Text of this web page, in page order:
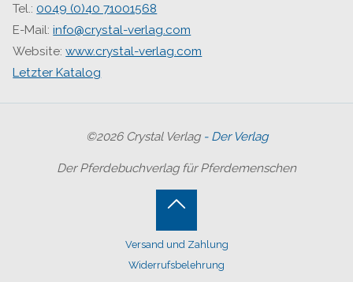
Tel.: 0049 (0)40 71001568
E-Mail:info@crystal-verlag.com
Website:www.crystal-verlag.com
Letzter Katalog
©2026 Crystal Verlag - Der Verlag
Der Pferdebuchverlag für Pferdemenschen
Versand und Zahlung
Widerrufsbelehrung
Back
to